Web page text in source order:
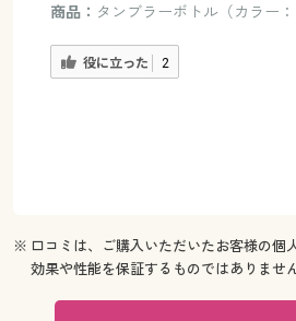
商品： タンブラーボトル（カラー：
役に立った 2
※ 口コミは、ご購入いただいたお客様の個
効果や性能を保証するものではありません